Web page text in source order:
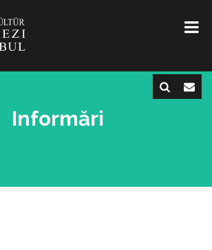
Informări